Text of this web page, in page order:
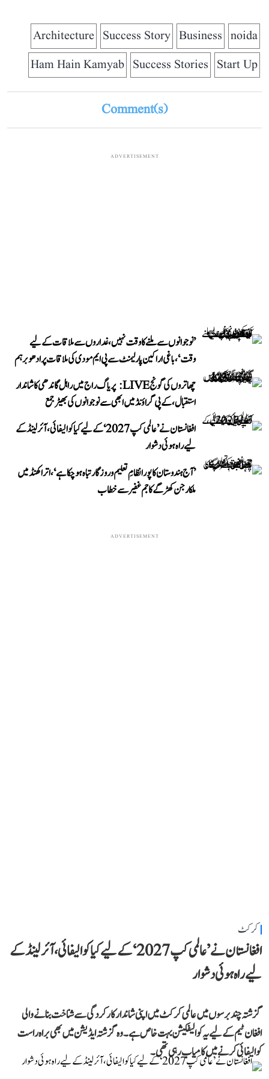
noida
Business
Success Story
Architecture
Start Up
Success Stories
Ham Hain Kamyab
Comment(s)
ADVERTISEMENT
’نوجوانوں سے ملنے کا وقت نہیں، غداروں سے ملاقات کے لیے
وقت‘، باغی اراکین پارلیمنٹ سے پی ایم مودی کی ملاقات پر ادھو برہم
چھاتروں کی گونج LIVE: پریاگ راج میں راہل گاندھی کا شاندار
استقبال، کے پی گراؤنڈ میں ابھی سے نوجوانوں کی بھیڑ جمع
افغانستان نے ’عالمی کپ 2027‘ کے لیے کیا کوالیفائی، آئرلینڈ کے
لیے راہ ہوئی دشوار
’آج ہندوستان کا پورا نظامِ تعلیم و روزگار تباہ ہو چکا ہے‘، اتراکھنڈ میں
ملکارجن کھڑگے کا جم غفیر سے خطاب
ADVERTISEMENT
کرکٹ
افغانستان نے ’عالمی کپ 2027‘ کے لیے کیا کوالیفائی، آئرلینڈ کے
لیے راہ ہوئی دشوار
گزشتہ چند برسوں میں عالمی کرکٹ میں اپنی شاندار کارکردگی سے شناخت بنانے والی
افغان ٹیم کے لیے یہ کوالیفکیشن بہت خاص ہے۔ وہ گزشتہ ایڈیشن میں بھی براہ راست
کوالیفائی کرنے میں کامیاب رہی تھی۔